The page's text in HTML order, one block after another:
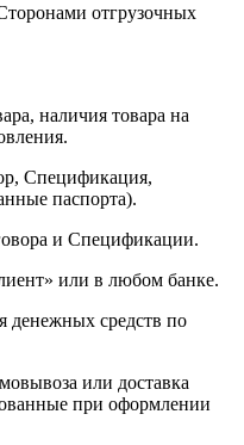
отгрузочных
наличия товара на
Спецификация,
паспорта).
и Спецификации.
или в любом банке.
денежных средств по
или доставка
при оформлении